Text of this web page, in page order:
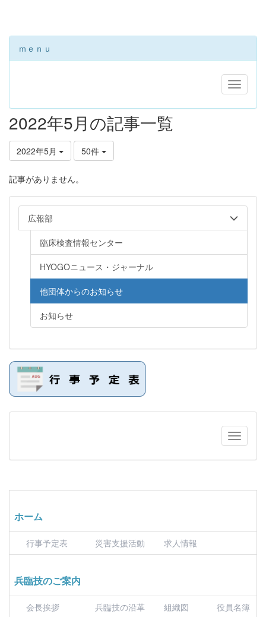
ｍｅｎｕ
2022年5月の記事一覧
2022年5月 50件
記事がありません。
広報部
臨床検査情報センター
HYOGOニュース・ジャーナル
他団体からのお知らせ
お知らせ
ホーム
行事予定表 災害支援活動 求人情報
兵臨技のご案内
会長挨拶 兵臨技の沿革 組織図 役員名簿